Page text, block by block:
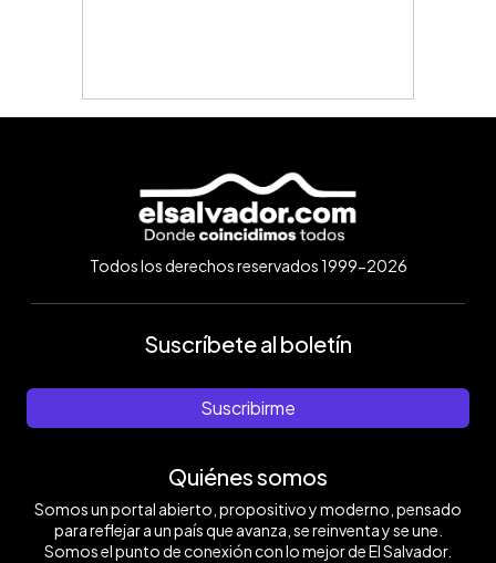
Todos los derechos reservados 1999-2026
Suscríbete al boletín
Suscribirme
Quiénes somos
Somos un portal abierto, propositivo y moderno, pensado
para reflejar a un país que avanza, se reinventa y se une.
Somos el punto de conexión con lo mejor de El Salvador.